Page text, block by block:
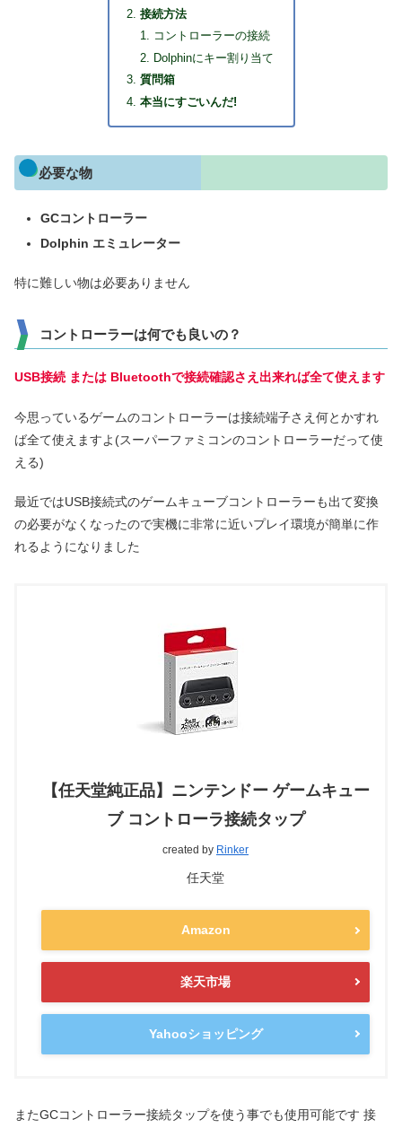
接続方法
コントローラーの接続
Dolphinにキー割り当て
質問箱
本当にすごいんだ!
必要な物
GCコントローラー
Dolphin エミュレーター
特に難しい物は必要ありません
コントローラーは何でも良いの？
USB接続 または Bluetoothで接続確認さえ出来れば全て使えます
今思っているゲームのコントローラーは接続端子さえ何とかすれ
ば全て使えますよ(スーパーファミコンのコントローラーだって使
える)
最近ではUSB接続式のゲームキューブコントローラーも出て変換
の必要がなくなったので実機に非常に近いプレイ環境が簡単に作
れるようになりました
【任天堂純正品】ニンテンドー ゲームキュー
ブ コントローラ接続タップ
created by Rinker
任天堂
Amazon
楽天市場
Yahooショッピング
またGCコントローラー接続タップを使う事でも使用可能です 接